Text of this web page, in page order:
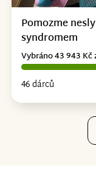
Pomozme
syndromem
46 dárců
Vybráno 43 943 Kč